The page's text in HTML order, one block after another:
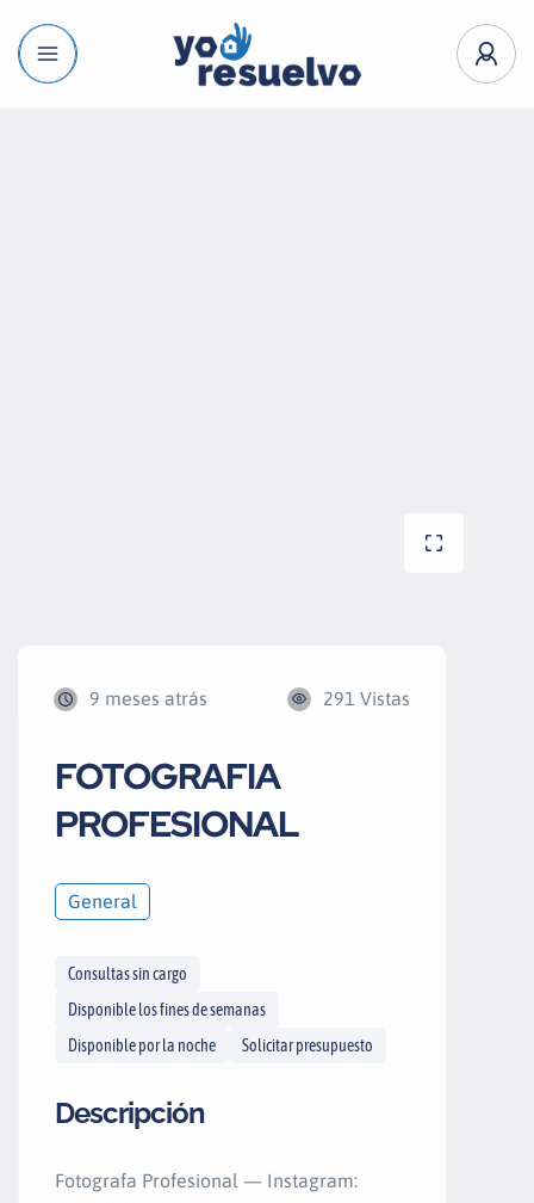
9 meses atrás 291 Vistas
FOTOGRAFIA
PROFESIONAL
General
Consultas sin cargo
Disponible los fines de semanas
Disponible por la noche
Solicitar presupuesto
Descripción
Fotografa Profesional — Instagram: